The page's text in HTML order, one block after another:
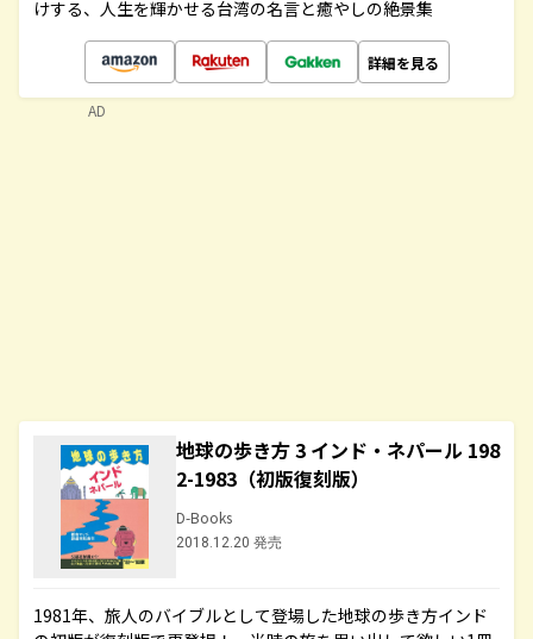
けする、人生を輝かせる台湾の名言と癒やしの絶景集
詳細を見る
地球の歩き方 3 インド・ネパール 198
2-1983（初版復刻版）
D-Books
2018.12.20 発売
1981年、旅人のバイブルとして登場した地球の歩き方インド
AD